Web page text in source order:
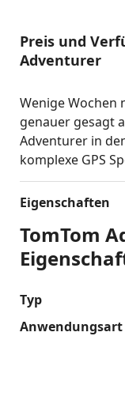
Preis und
Adventurer
Wenige Wochen
genauer gesagt
Adventurer in
komplexe GPS
Eigenschaften
TomTom
Typ
Anwendungsart